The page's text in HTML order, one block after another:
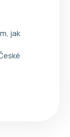
jak